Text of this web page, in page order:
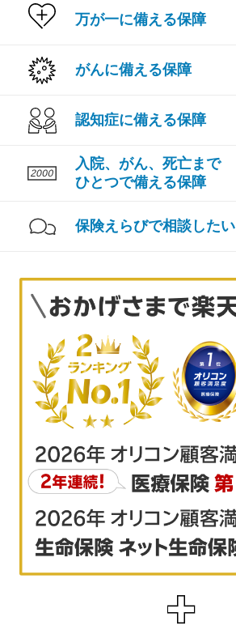
万が一に備える保障
がんに備える保障
認知症に備える保障
入院、がん、死亡まで
ひとつで備える保障
保険えらびで相談したい